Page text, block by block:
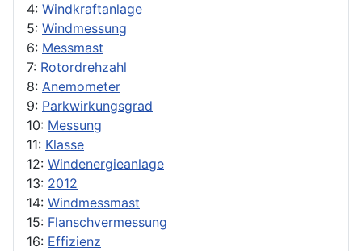
4: Windkraftanlage
5: Windmessung
6: Messmast
7: Rotordrehzahl
8: Anemometer
9: Parkwirkungsgrad
10: Messung
11: Klasse
12: Windenergieanlage
13: 2012
14: Windmessmast
15: Flanschvermessung
16: Effizienz